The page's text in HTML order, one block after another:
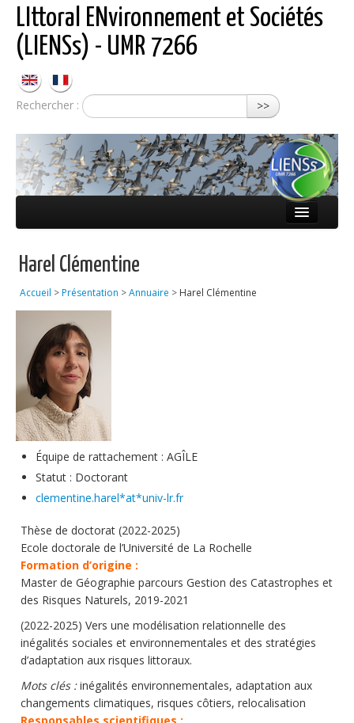
LIttoral ENvironnement et Sociétés
(LIENSs) - UMR 7266
Rechercher : >>
Équipes
Publications
Soutien technique
Données
Emplois/Stages/Formations
Science pour tou·te·s
Actualités
Harel Clémentine
Accueil >Présentation >Annuaire > Harel Clémentine
Équipe de rattachement : AGÎLE
Statut : Doctorant
clementine.harel*at*univ-lr.fr
Thèse de doctorat (2022-2025)
Ecole doctorale de l’Université de La Rochelle
Formation d’origine :
Master de Géographie parcours Gestion des Catastrophes et
des Risques Naturels, 2019-2021
(2022-2025) Vers une modélisation relationnelle des
inégalités sociales et environnementales et des stratégies
d’adaptation aux risques littoraux.
Mots clés :inégalités environnementales, adaptation aux
changements climatiques, risques côtiers, relocalisation